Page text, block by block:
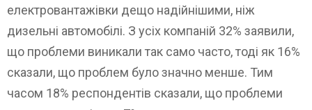
електровантажівки дещо надійнішими, ніж
дизельні автомобілі. З усіх компаній 32% заявили,
що проблеми виникали так само часто, тоді як 16%
сказали, що проблем було значно менше. Тим
часом 18% респондентів сказали, що проблеми